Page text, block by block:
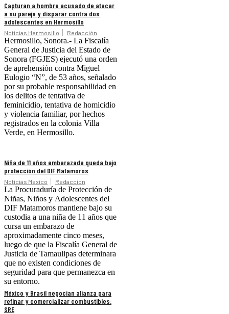
Capturan a hombre acusado de atacar
a su pareja y disparar contra dos
adolescentes en Hermosillo
Noticias Hermosillo Redacción
Hermosillo, Sonora.- La Fiscalía
General de Justicia del Estado de
Sonora (FGJES) ejecutó una orden
de aprehensión contra Miguel
Eulogio “N”, de 53 años, señalado
por su probable responsabilidad en
los delitos de tentativa de
feminicidio, tentativa de homicidio
y violencia familiar, por hechos
registrados en la colonia Villa
Verde, en Hermosillo.
Niña de 11 años embarazada queda bajo
protección del DIF Matamoros
Noticias México Redacción
La Procuraduría de Protección de
Niñas, Niños y Adolescentes del
DIF Matamoros mantiene bajo su
custodia a una niña de 11 años que
cursa un embarazo de
aproximadamente cinco meses,
luego de que la Fiscalía General de
Justicia de Tamaulipas determinara
que no existen condiciones de
seguridad para que permanezca en
su entorno.
México y Brasil negocian alianza para
refinar y comercializar combustibles:
SRE